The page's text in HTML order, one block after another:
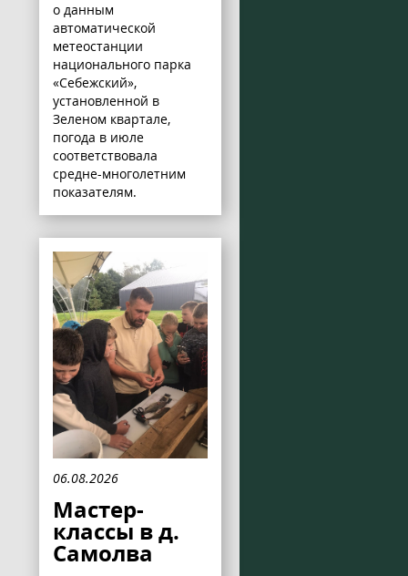
о данным
автоматической
метеостанции
национального парка
«Себежский»,
установленной в
Зеленом квартале,
погода в июле
соответствовала
средне-многолетним
показателям.
06.08.2026
Мастер-
классы в д.
Самолва